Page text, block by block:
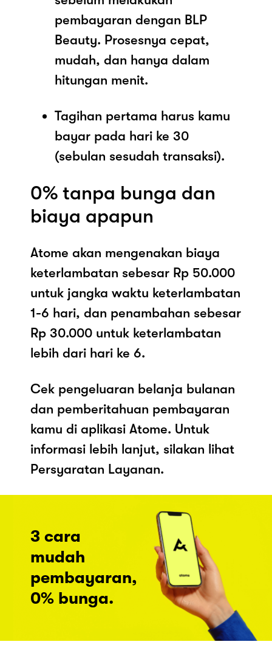
pembayaran dengan BLP
Beauty. Prosesnya cepat,
mudah, dan hanya dalam
hitungan menit.
Tagihan pertama harus kamu
bayar pada hari ke 30
(sebulan sesudah transaksi).
0% tanpa bunga dan
biaya apapun
Atome akan mengenakan biaya
keterlambatan sebesar Rp 50.000
untuk jangka waktu keterlambatan
1-6 hari, dan penambahan sebesar
Rp 30.000 untuk keterlambatan
lebih dari hari ke 6.
Cek pengeluaran belanja bulanan
dan pemberitahuan pembayaran
kamu di aplikasi Atome. Untuk
informasi lebih lanjut, silakan lihat
Persyaratan Layanan.
3 cara
mudah
pembayaran,
0% bunga.